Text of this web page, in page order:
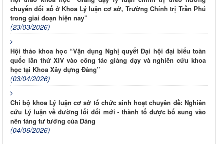
chuyển đổi số ở Khoa Lý luận cơ sở, Trường Chính trị Trần Phú
trong giai đoạn hiện nay”
(23/03/2026)
Hội thảo khoa học “Vận dụng Nghị quyết Đại hội đại biểu toàn
quốc lần thứ XIV vào công tác giảng dạy và nghiên cứu khoa
học tại Khoa Xây dựng Đảng”
(03/04/2026)
Chi bộ khoa Lý luận cơ sở tổ chức sinh hoạt chuyên đề: Nghiên
cứu Lý luận về đường lối đổi mới - thành tố được bổ sung vào
nền tảng tư tưởng của Đảng
(04/06/2026)